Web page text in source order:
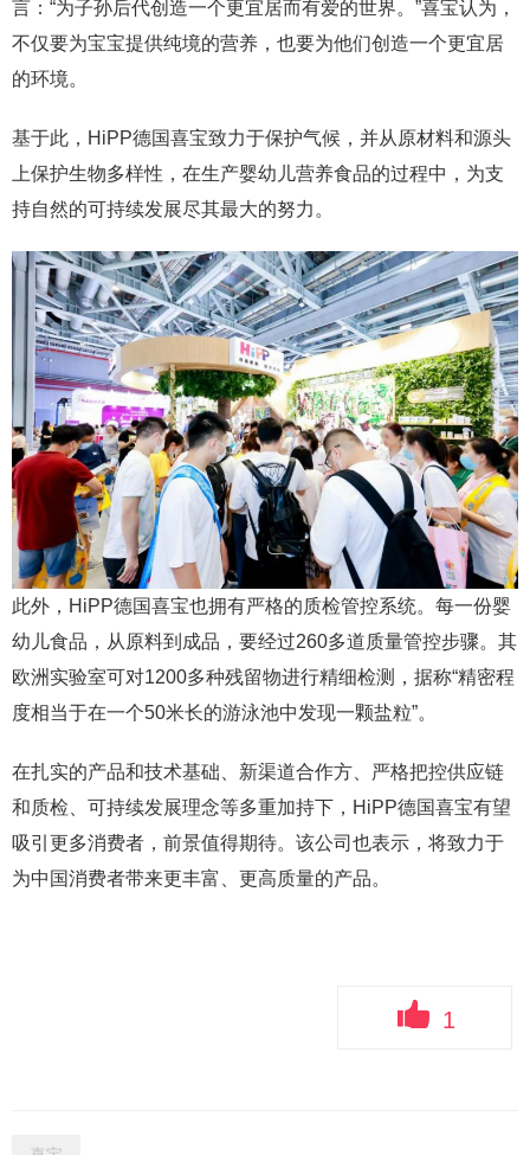
言：“为子孙后代创造一个更宜居而有爱的世界。”喜宝认为，
不仅要为宝宝提供纯境的营养，也要为他们创造一个更宜居
的环境。
基于此，HiPP德国喜宝致力于保护气候，并从原材料和源头
上保护生物多样性，在生产婴幼儿营养食品的过程中，为支
持自然的可持续发展尽其最大的努力。
此外，HiPP德国喜宝也拥有严格的质检管控系统。每一份婴
幼儿食品，从原料到成品，要经过260多道质量管控步骤。其
欧洲实验室可对1200多种残留物进行精细检测，据称“精密程
度相当于在一个50米长的游泳池中发现一颗盐粒”。
在扎实的产品和技术基础、新渠道合作方、严格把控供应链
和质检、可持续发展理念等多重加持下，HiPP德国喜宝有望
吸引更多消费者，前景值得期待。该公司也表示，将致力于
为中国消费者带来更丰富、更高质量的产品。
1